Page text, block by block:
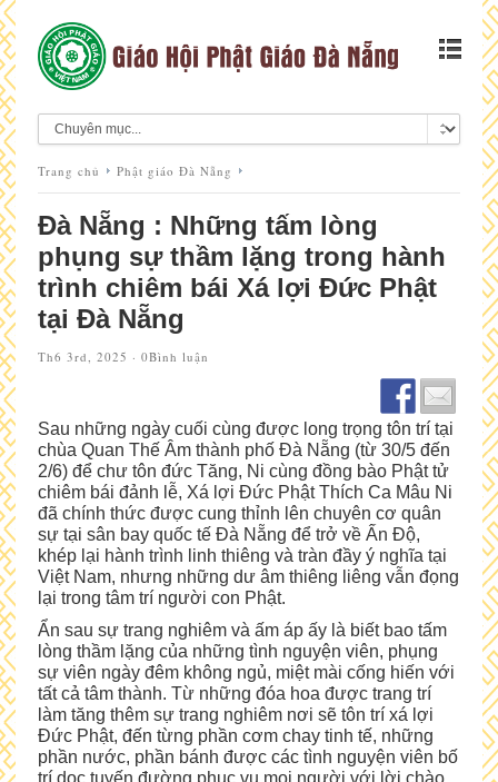
Trang chủ Phật giáo Đà Nẵng
Đà Nẵng : Những tấm lòng
phụng sự thầm lặng trong hành
trình chiêm bái Xá lợi Đức Phật
tại Đà Nẵng
Th6 3rd, 2025 · 0Bình luận
Sau những ngày cuối cùng được long trọng tôn trí tại
chùa Quan Thế Âm thành phố Đà Nẵng (từ 30/5 đến
2/6) để chư tôn đức Tăng, Ni cùng đồng bào Phật tử
chiêm bái đảnh lễ, Xá lợi Đức Phật Thích Ca Mâu Ni
đã chính thức được cung thỉnh lên chuyên cơ quân
sự tại sân bay quốc tế Đà Nẵng để trở về Ấn Độ,
khép lại hành trình linh thiêng và tràn đầy ý nghĩa tại
Việt Nam, nhưng những dư âm thiêng liêng vẫn đọng
lại trong tâm trí người con Phật.
Ẩn sau sự trang nghiêm và ấm áp ấy là biết bao tấm
lòng thầm lặng của những tình nguyện viên, phụng
sự viên ngày đêm không ngủ, miệt mài cống hiến với
tất cả tâm thành. Từ những đóa hoa được trang trí
làm tăng thêm sự trang nghiêm nơi sẽ tôn trí xá lợi
Đức Phật, đến từng phần cơm chay tinh tế, những
phần nước, phần bánh được các tình nguyện viên bố
trí dọc tuyến đường phục vụ mọi người với lời chào